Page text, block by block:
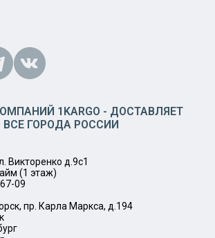
1KARGO - ДОСТАВЛЯЕТ
ВСЕ ГОРОДА РОССИИ
Викторенко д.9с1
(1 этаж)
09
пр. Карла Маркса, д.194